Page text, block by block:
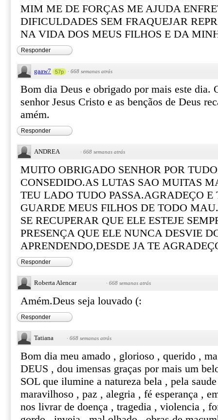
MIM ME DE FORÇAS ME AJUDA
DIFICULDADES SEM FRAQUEJAR
NA VIDA DOS MEUS FILHOS E DA
Responder
gaaw7 57p · 668 semanas atrás
Bom dia Deus e obrigado por mais este dia.
senhor Jesus Cristo e as bençãos de Deus
amém.
Responder
ANDREA · 668 semanas atrás
MUITO OBRIGADO SENHOR POR
CONSEDIDO.AS LUTAS SAO MUITAS
TEU LADO TUDO PASSA.AGRADEÇO E
GUARDE MEUS FILHOS DE TODO
SE RECUPERAR QUE ELE ESTEJE
PRESENÇA QUE ELE NUNCA DESVIE
APRENDENDO,DESDE JA TE
Responder
Roberta Alencar · 668 semanas atrás
Amém.Deus seja louvado (:
Responder
Tatiana · 668 semanas atrás
Bom dia meu amado , glorioso , querido ,
DEUS , dou imensas graças por mais um
SOL que ilumine a natureza bela , pela
maravilhoso , paz , alegria , fé esperança ,
nos livrar de doença , tragedia , violencia ,